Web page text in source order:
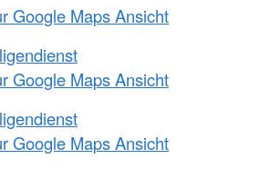
Google Maps Ansicht
Google Maps Ansicht
Google Maps Ansicht